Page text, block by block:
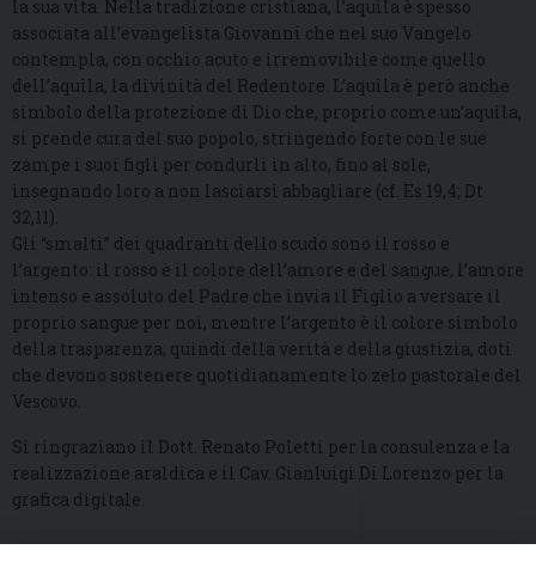
la sua vita. Nella tradizione cristiana, l’aquila è spesso
associata all’evangelista Giovanni che nel suo Vangelo
contempla, con occhio acuto e irremovibile come quello
dell’aquila, la divinità del Redentore. L’aquila è però anche
simbolo della protezione di Dio che, proprio come un’aquila,
si prende cura del suo popolo, stringendo forte con le sue
zampe i suoi figli per condurli in alto, fino al sole,
insegnando loro a non lasciarsi abbagliare (cf. Es 19,4; Dt
32,11).
Gli “smalti” dei quadranti dello scudo sono il rosso e
l’argento: il rosso è il colore dell’amore e del sangue, l’amore
intenso e assoluto del Padre che invia il Figlio a versare il
proprio sangue per noi, mentre l’argento è il colore simbolo
della trasparenza, quindi della verità e della giustizia, doti
che devono sostenere quotidianamente lo zelo pastorale del
Vescovo.
Si ringraziano il Dott. Renato Poletti per la consulenza e la
realizzazione araldica e il Cav. Gianluigi Di Lorenzo per la
grafica digitale.